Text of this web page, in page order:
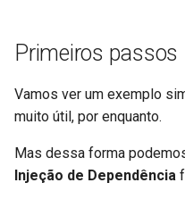
Eventos de lifespan
Testando WebSockets
Testando eventos:
inicialização -
Templating -
Test Client - TestClient
Primeiros passos
Vamos ver um exemplo
muito útil, por enquanto.
Mas dessa forma
Injeção de Dependência